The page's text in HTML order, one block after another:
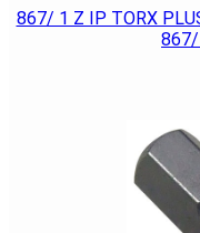
867/ 1 Z IP TORX
867/